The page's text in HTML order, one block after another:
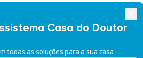
Casa do Doutor
todas as soluções para a sua casa